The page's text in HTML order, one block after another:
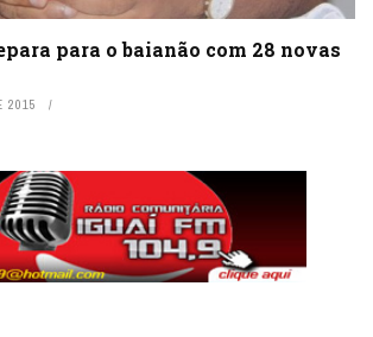
para o baianão com 28 novas
2015